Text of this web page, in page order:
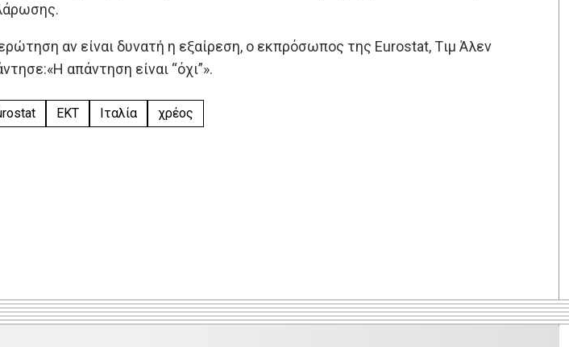
αν είναι δυνατή η εξαίρεση, ο εκπρόσωπος της Eurostat, Tιμ Άλεν
απάντηση είναι “όχι”».
ΕΚΤ Ιταλία χρέος